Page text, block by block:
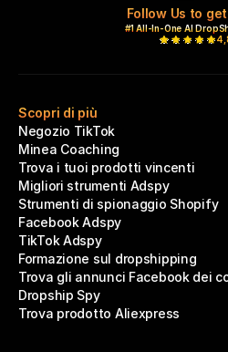
Follow Us to
#1 All-In-One AI
Scopri di più
Negozio TikTok
Minea Coaching
Trova i tuoi prodotti vincenti
Migliori strumenti Adspy
Strumenti di spionaggio Shopify
Facebook Adspy
TikTok Adspy
Formazione sul dropshipping
Trova gli annunci Facebook dei
Dropship Spy
Trova prodotto Aliexpress